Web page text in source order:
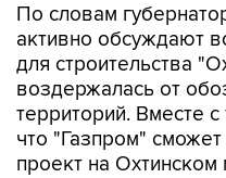
По словам
активно обсуждают
для строительства
воздержалась от
территорий. Вместе
что "Газпром"
проект на Охтинском